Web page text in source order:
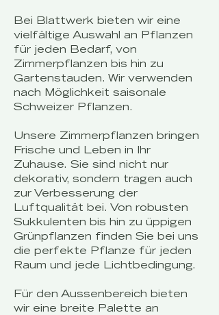
Bei Blattwerk bieten wir eine
vielfältige Auswahl an Pflanzen
für jeden Bedarf, von
Zimmerpflanzen bis hin zu
Gartenstauden. Wir verwenden
nach Möglichkeit saisonale
Schweizer Pflanzen.
Unsere Zimmerpflanzen bringen
Frische und Leben in Ihr
Zuhause. Sie sind nicht nur
dekorativ, sondern tragen auch
zur Verbesserung der
Luftqualität bei. Von robusten
Sukkulenten bis hin zu üppigen
Grünpflanzen finden Sie bei uns
die perfekte Pflanze für jeden
Raum und jede Lichtbedingung.
Für den Aussenbereich bieten
wir eine breite Palette an